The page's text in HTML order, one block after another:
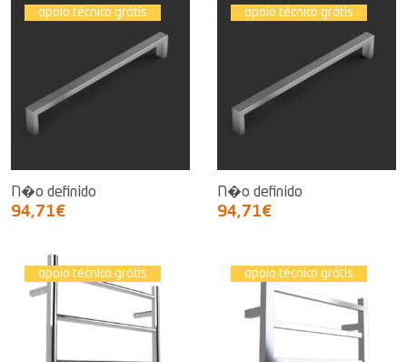
apoio técnico grátis
N�o definido
94,71€
apoio técnico grátis
N�o definido
94,71€
apoio técnico grátis apoio técnico grátis